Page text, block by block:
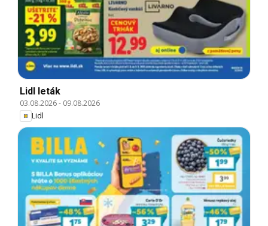
Lidl leták
03.08.2026- 09.08.2026
Lidl